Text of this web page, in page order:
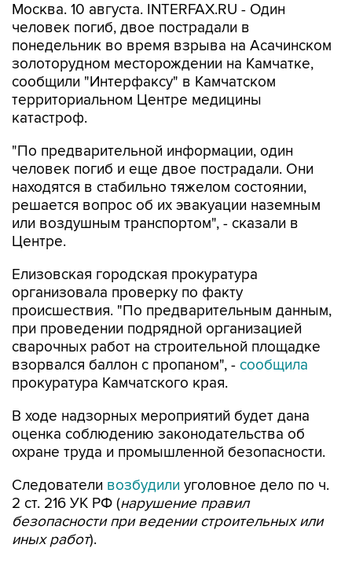
Москва. 10 августа. INTERFAX.RU - Один
человек погиб, двое пострадали в
понедельник во время взрыва на Асачинском
золоторудном месторождении на Камчатке,
сообщили "Интерфаксу" в Камчатском
территориальном Центре медицины
катастроф.
"По предварительной информации, один
человек погиб и еще двое пострадали. Они
находятся в стабильно тяжелом состоянии,
решается вопрос об их эвакуации наземным
или воздушным транспортом", - сказали в
Центре.
Елизовская городская прокуратура
организовала проверку по факту
происшествия. "По предварительным данным,
при проведении подрядной организацией
сварочных работ на строительной площадке
взорвался баллон с пропаном", - сообщила
прокуратура Камчатского края.
В ходе надзорных мероприятий будет дана
оценка соблюдению законодательства об
охране труда и промышленной безопасности.
Следователи возбудили уголовное дело по ч.
2 ст. 216 УК РФ (нарушение правил
безопасности при ведении строительных или
иных работ).